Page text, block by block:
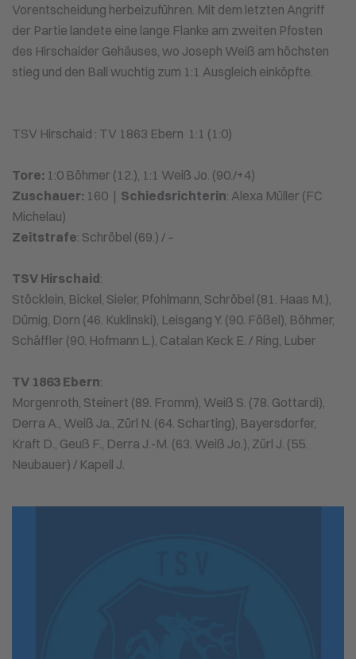
Vorentscheidung herbeizuführen. Mit dem letzten Angriff
der Partie landete eine lange Flanke am zweiten Pfosten
des Hirschaider Gehäuses, wo Joseph Weiß am höchsten
stieg und den Ball wuchtig zum 1:1 Ausgleich einköpfte.
TSV Hirschaid : TV 1863 Ebern 1:1 (1:0)
Tore: 1:0 Böhmer (12.), 1:1 Weiß Jo. (90./+4)
Zuschauer: 160 | Schiedsrichterin: Alexa Müller (FC
Michelau)
Zeitstrafe: Schröbel (69.) / –
TSV Hirschaid:
Stöcklein, Bickel, Sieler, Pfohlmann, Schröbel (81. Haas M.),
Dümig, Dorn (46. Kuklinski), Leisgang Y. (90. Fößel), Böhmer,
Schäffler (90. Hofmann L.), Catalan Keck E. / Ring, Luber
TV 1863 Ebern:
Morgenroth, Steinert (89. Fromm), Weiß S. (78. Gottardi),
Derra A., Weiß Ja., Zürl N. (64. Scharting), Bayersdorfer,
Kraft D., Geuß F., Derra J.-M. (63. Weiß Jo.), Zürl J. (55.
Neubauer) / Kapell J.